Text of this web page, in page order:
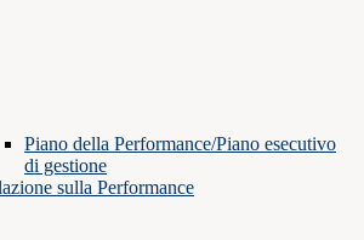
Piano della Performance/Piano esecutivo
di gestione
sulla Performance